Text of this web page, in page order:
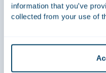
information that you’ve
collected from your use of
specialist in professional
and premium storage